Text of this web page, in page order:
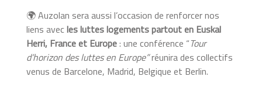
🌍 Auzolan sera aussi l’occasion de renforcer nos
liens avecles luttes logements partout en Euskal
Herri, France et Europe: une conférence “Tour
d’horizon des luttes en Europe”réunira des collectifs
venus de Barcelone, Madrid, Belgique et Berlin.